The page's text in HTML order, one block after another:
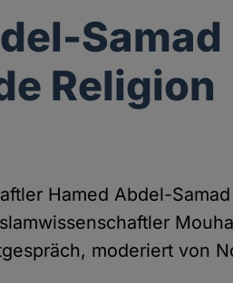
Samad
Religion
Hamed Abdel-
moderiert von